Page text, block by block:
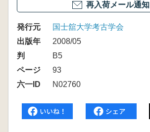
再入荷メール通知
発行元
国士舘大学考古学会
出版年
2008/05
判
B5
ページ
93
六一ID
N02760